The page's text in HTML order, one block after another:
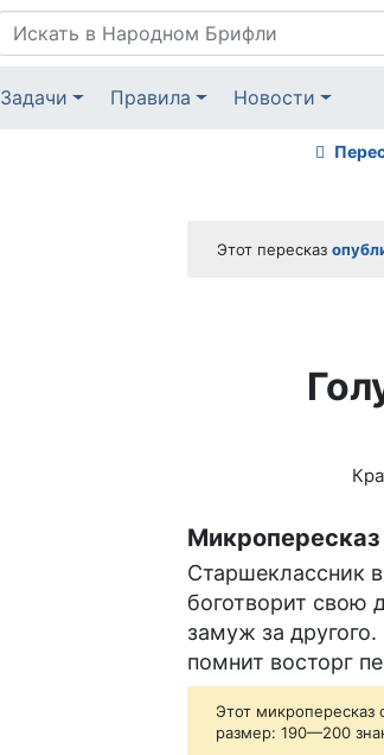
Задачи Правила Новости
Этот пересказ
Микропересказ
Старшеклассник
боготворит свою
замуж за
помнит восторг
Этот
размер: 190—200